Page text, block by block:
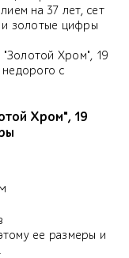
на 37 лет, сет
и золотые цифры
"Золотой Хром", 19
с
Хром", 19
ее размеры и